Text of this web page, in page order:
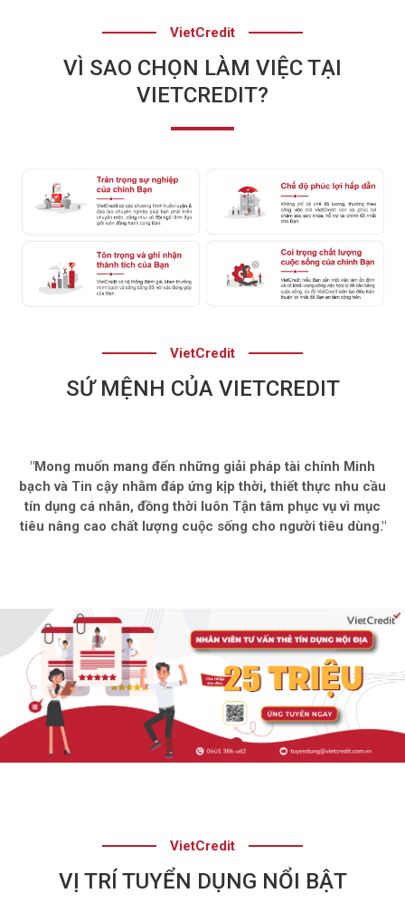
VietCredit
VÌ SAO CHỌN LÀM VIỆC TẠI
VIETCREDIT?
VietCredit
SỨ MỆNH CỦA VIETCREDIT
"Mong muốn mang đến những giải pháp tài chính Minh
bạch và Tin cậy nhằm đáp ứng kịp thời, thiết thực nhu cầu
tín dụng cá nhân, đồng thời luôn Tận tâm phục vụ vì mục
tiêu nâng cao chất lượng cuộc sống cho người tiêu dùng."
1 3
VietCredit
VỊ TRÍ TUYỂN DỤNG NỔI BẬT